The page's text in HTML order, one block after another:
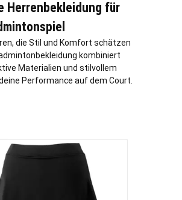
Herrenbekleidung für
die Stil und Komfort schätzen
kombiniert
Materialien und stilvollem
Performance auf dem Court.